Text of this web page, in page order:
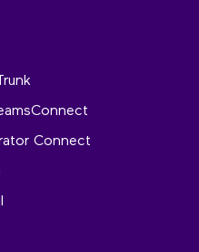
Connect